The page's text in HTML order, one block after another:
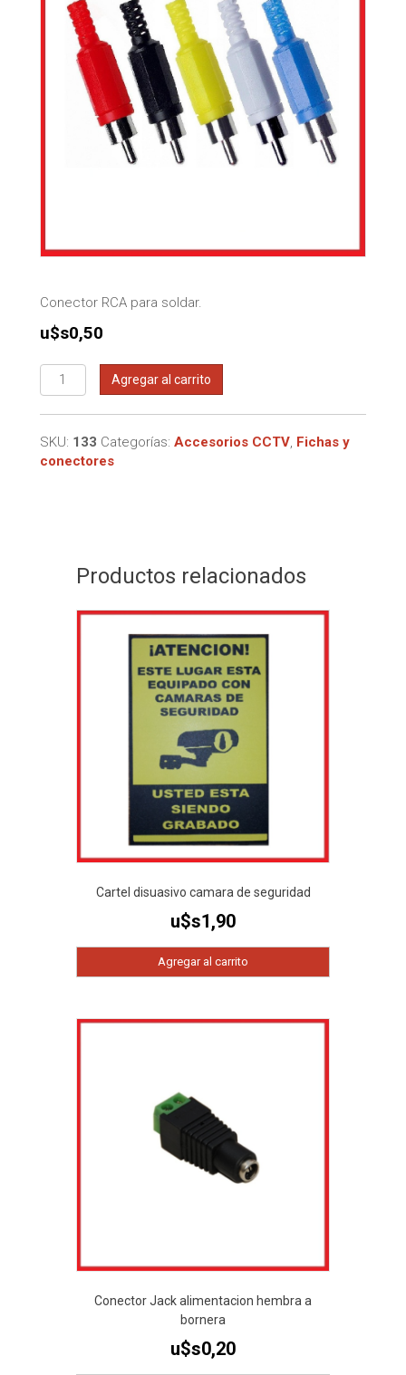
Conector RCA para soldar.
u$s0,50
Conector
RCA
cantidad
Agregar al carrito
SKU: 133 Categorías: Accesorios CCTV, Fichas y
conectores
Productos relacionados
Cartel disuasivo camara de seguridad
u$s1,90
Agregar al carrito
Conector Jack alimentacion hembra a
bornera
u$s0,20